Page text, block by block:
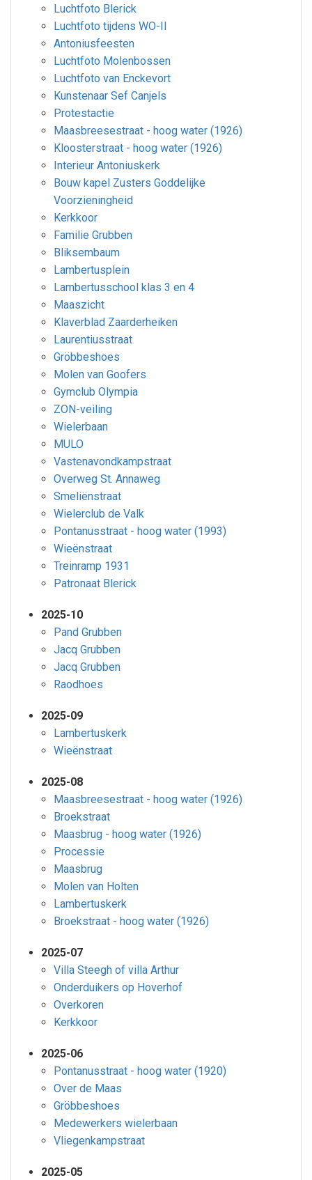
Luchtfoto Blerick
Luchtfoto tijdens WO-II
Antoniusfeesten
Luchtfoto Molenbossen
Luchtfoto van Enckevort
Kunstenaar Sef Canjels
Protestactie
Maasbreesestraat - hoog water (1926)
Kloosterstraat - hoog water (1926)
Interieur Antoniuskerk
Bouw kapel Zusters Goddelijke
Voorzieningheid
Kerkkoor
Familie Grubben
Bliksembaum
Lambertusplein
Lambertusschool klas 3 en 4
Maaszicht
Klaverblad Zaarderheiken
Laurentiusstraat
Gröbbeshoes
Molen van Goofers
Gymclub Olympia
ZON-veiling
Wielerbaan
MULO
Vastenavondkampstraat
Overweg St. Annaweg
Smeliënstraat
Wielerclub de Valk
Pontanusstraat - hoog water (1993)
Wieënstraat
Treinramp 1931
Patronaat Blerick
2025-10
Pand Grubben
Jacq Grubben
Jacq Grubben
Raodhoes
2025-09
Lambertuskerk
Wieënstraat
2025-08
Maasbreesestraat - hoog water (1926)
Broekstraat
Maasbrug - hoog water (1926)
Processie
Maasbrug
Molen van Holten
Lambertuskerk
Broekstraat - hoog water (1926)
2025-07
Villa Steegh of villa Arthur
Onderduikers op Hoverhof
Overkoren
Kerkkoor
2025-06
Pontanusstraat - hoog water (1920)
Over de Maas
Gröbbeshoes
Medewerkers wielerbaan
Vliegenkampstraat
2025-05